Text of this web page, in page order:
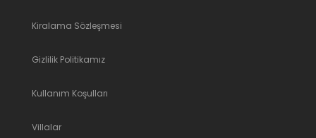
Kiralama Sözleşmesi
Gizlilik Politikamız
Kullanım Koşulları
Villalar